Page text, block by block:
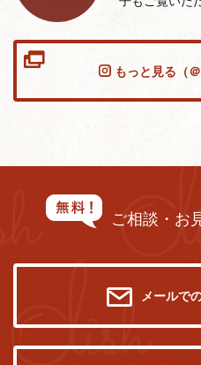
もっと見る（
ご相談・お
メールで